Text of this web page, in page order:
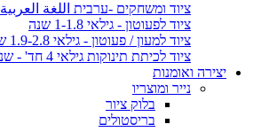
ציוד ומשחקים -ערבית اللغة العربية
ציוד לפעוטון - גילאי 1-1.8 שנה
ציוד למעון / פעוטון - גילאי 1.9-2.8 שנה
ציוד לכיתת תינוקות גילאי 4 חד' - שנה
יצירה ואומנות
נייר ומוצריו
בלוק ציור
בריסטולים